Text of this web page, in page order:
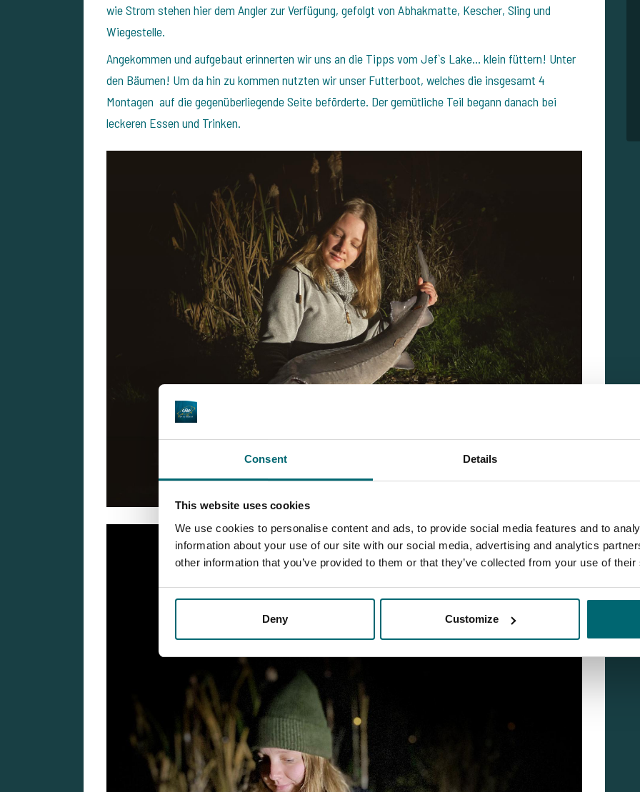
Consent Details
This website uses cookies
We use cookies to personalise content and ads, to provide social media features and to
information about your use of our site with our social media, advertising and analytics
other information that you’ve provided to them or that they’ve collected from your use of
Deny Customize
wie Strom stehen hier dem Angler zur Verfügung, gefolgt von Abhakmatte, Kescher, Sling und
Wiegestelle.
Angekommen und aufgebaut erinnerten wir uns an die Tipps vom Jef`s Lake… klein füttern! Unter
den Bäumen! Um da hin zu kommen nutzten wir unser Futterboot, welches die insgesamt 4
Montagen auf die gegenüberliegende Seite beförderte. Der gemütliche Teil begann danach bei
leckeren Essen und Trinken.